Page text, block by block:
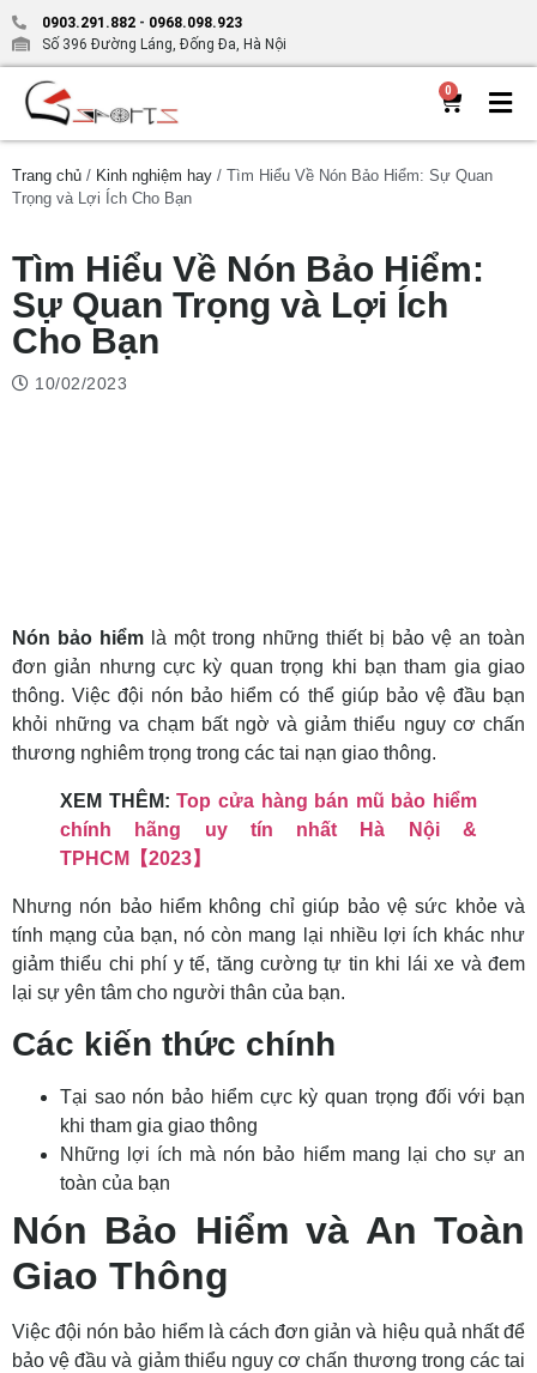
0903.291.882 - 0968.098.923
Số 396 Đường Láng, Đống Đa, Hà Nội
0
Trang chủ / Kinh nghiệm hay / Tìm Hiểu Về Nón Bảo Hiểm: Sự Quan
Trọng và Lợi Ích Cho Bạn
Tìm Hiểu Về Nón Bảo Hiểm:
Sự Quan Trọng và Lợi Ích
Cho Bạn
10/02/2023
Nón bảo hiểm là một trong những thiết bị bảo vệ an toàn
đơn giản nhưng cực kỳ quan trọng khi bạn tham gia giao
thông. Việc đội nón bảo hiểm có thể giúp bảo vệ đầu bạn
khỏi những va chạm bất ngờ và giảm thiểu nguy cơ chấn
thương nghiêm trọng trong các tai nạn giao thông.
XEM THÊM:Top cửa hàng bán mũ bảo hiểm
chính hãng uy tín nhất Hà Nội &
TPHCM【2023】
Nhưng nón bảo hiểm không chỉ giúp bảo vệ sức khỏe và
tính mạng của bạn, nó còn mang lại nhiều lợi ích khác như
giảm thiểu chi phí y tế, tăng cường tự tin khi lái xe và đem
lại sự yên tâm cho người thân của bạn.
Các kiến thức chính
Tại sao nón bảo hiểm cực kỳ quan trọng đối với bạn
khi tham gia giao thông
Những lợi ích mà nón bảo hiểm mang lại cho sự an
toàn của bạn
Nón Bảo Hiểm và An Toàn
Giao Thông
Việc đội nón bảo hiểm là cách đơn giản và hiệu quả nhất để
bảo vệ đầu và giảm thiểu nguy cơ chấn thương trong các tai